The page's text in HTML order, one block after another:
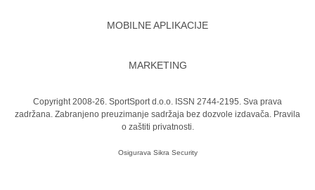
MOBILNE APLIKACIJE
MARKETING
Copyright 2008-26. SportSport d.o.o. ISSN 2744-2195. Sva prava
zadržana. Zabranjeno preuzimanje sadržaja bez dozvole izdavača. Pravila
o zaštiti privatnosti.
Osigurava Sikra Security